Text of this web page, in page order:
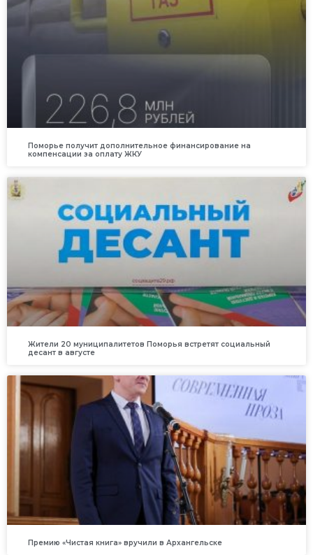
Поморье получит дополнительное финансирование на
компенсации за оплату ЖКУ
Жители 20 муниципалитетов Поморья встретят социальный
десант в августе
Премию «Чистая книга» вручили в Архангельске